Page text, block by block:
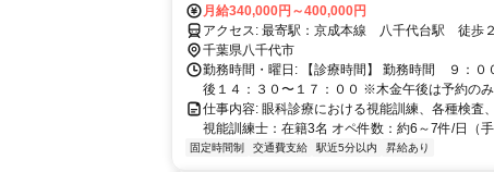
月給340,000円～400,000円
アクセス: 最寄駅：京成本線 八千代台駅 徒歩
千葉県八千代市
勤務時間・曜日: 【診療時間】 勤務時間 ９：０
後１４：３０〜１７：００ ※木金午後は予約の
仕事内容: 眼科診療における視能訓練、各種検査
視能訓練士：在籍3名 オペ件数：約6～7件/日（
固定時間制 交通費支給 駅近5分以内 昇給あり